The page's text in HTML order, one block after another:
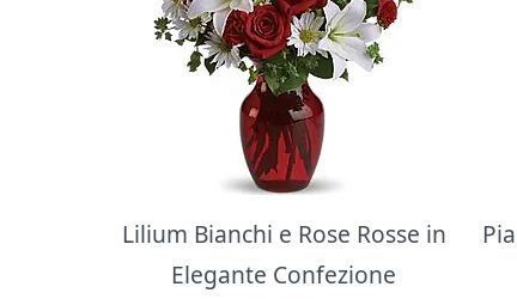
Lilium Bianchi e Rose Rosse in
Elegante Confezione